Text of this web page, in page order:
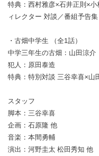
特典：西村雅彦×石井正則×
ィレクター 対談／番組予告集
・古畑中学生 （全1話）
中学三年生の古畑：山田涼介
犯人：原田泰造
特典：特別対談 三谷幸喜×山
スタッフ
脚本：三谷幸喜
企画：石原隆 他
音楽：本間勇輔
演出：河野圭太 松田秀知 他